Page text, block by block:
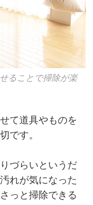
ることで掃除が楽
て道具やものを
です。
づらいというだ
れが気になった
っと掃除できる